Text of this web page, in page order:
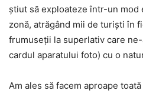
știut să exploateze într-un
zonă, atrăgând mii de turiști în
frumuseții la superlativ care
cardul aparatului foto) cu o
Am ales să facem aproape